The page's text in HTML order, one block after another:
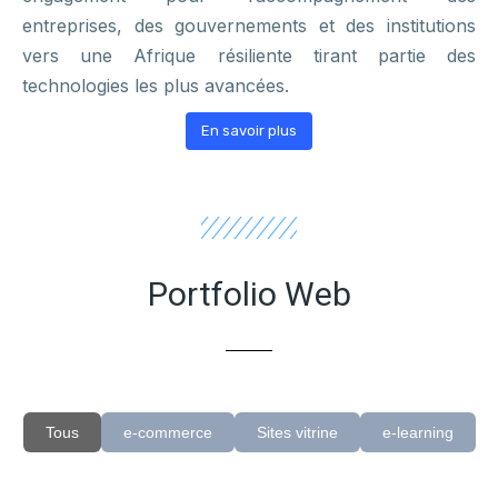
entreprises, des gouvernements et des institutions
vers une Afrique résiliente tirant partie des
technologies les plus avancées.
En savoir plus
Portfolio Web
Tous e-commerce Sites vitrine e-learning